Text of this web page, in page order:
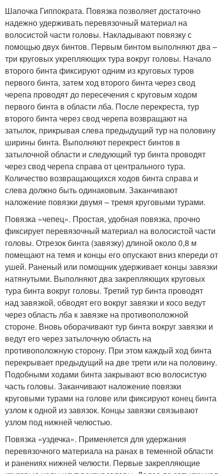
Шапочка Гиппократа. Повязка позволяет достаточно
надежно удерживать перевязочный материал на
волосистой части головы. Накладывают повязку с
помощью двух бинтов. Первым бинтом выполняют два –
три круговых укрепляющих тура вокруг головы. Начало
второго бинта фиксируют одним из круговых туров
первого бинта, затем ход второго бинта через свод
черепа проводят до пересечения с круговым ходом
первого бинта в области лба. После перекреста, тур
второго бинта через свод черепа возвращают на
затылок, прикрывая слева предыдущий тур на половину
ширины бинта. Выполняют перекрест бинтов в
затылочной области и следующий тур бинта проводят
через свод черепа справа от центрального тура.
Количество возвращающихся ходов бинта справа и
слева должно быть одинаковым. Заканчивают
наложение повязки двумя – тремя круговыми турами.
Повязка «чепец». Простая, удобная повязка, прочно
фиксирует перевязочный материал на волосистой части
головы. Отрезок бинта (завязку) длиной около 0,8 м
помещают на темя и концы его опускают вниз кпереди от
ушей. Раненый или помощник удерживает концы завязки
натянутыми. Выполняют два закрепляющих круговых
тура бинта вокруг головы. Третий тур бинта проводят
над завязкой, обводят его вокруг завязки и косо ведут
через область лба к завязке на противоположной
стороне. Вновь оборачивают тур бинта вокруг завязки и
ведут его через затылочную область на
противоположную сторону. При этом каждый ход бинта
перекрывает предыдущий на две трети или на половину.
Подобными ходами бинта закрывают всю волосистую
часть головы. Заканчивают наложение повязки
круговыми турами на голове или фиксируют конец бинта
узлом к одной из завязок. Концы завязки связывают
узлом под нижней челюстью.
Повязка «уздечка». Применяется для удержания
перевязочного материала на ранах в теменной области
и ранениях нижней челюсти. Первые закрепляющие